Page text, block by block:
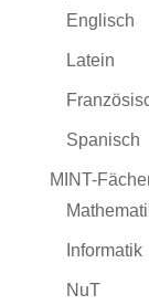
Englisch
Latein
Spanisch
MINT-
Informatik
NuT